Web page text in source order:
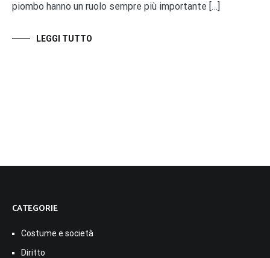
piombo hanno un ruolo sempre più importante […]
LEGGI TUTTO
CATEGORIE
Costume e società
Diritto